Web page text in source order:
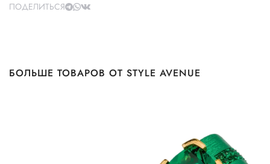
ПОДЕЛИТЬСЯ
БОЛЬШЕ ТОВАРОВ ОТ STYLE AVENUE